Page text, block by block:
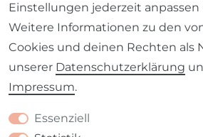
Impressum
Barrierefreiheitserklärung
Einstellungen jederzeit
Weitere Informationen zu den
Cookies und deinen Rechten als
unserer Daten­schutz­erklärung
Impressum.
Essenziell